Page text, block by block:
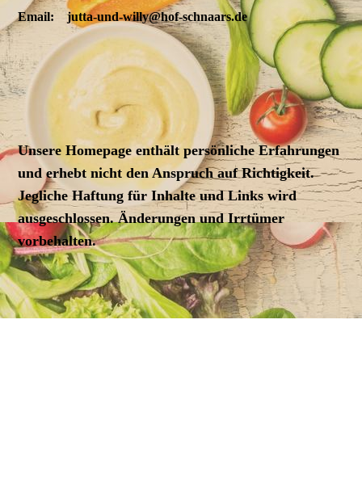
Email: jutta-und-willy@hof-schnaars.de
Unsere Homepage enthält persönliche Erfahrungen
und erhebt nicht den Anspruch auf Richtigkeit.
Jegliche Haftung für Inhalte und Links wird
ausgeschlossen. Änderungen und Irrtümer
vorbehalten.